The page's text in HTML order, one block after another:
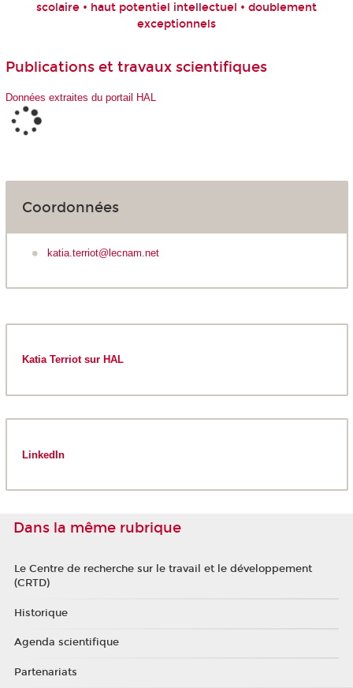
scolaire • haut potentiel intellectuel • doublement
exceptionnels
Publications et travaux scientifiques
Données extraites du portail HAL
Coordonnées
katia.terriot@lecnam.net
Katia Terriot sur HAL
LinkedIn
Dans la même rubrique
Le Centre de recherche sur le travail et le développement
(CRTD)
Historique
Agenda scientifique
Partenariats